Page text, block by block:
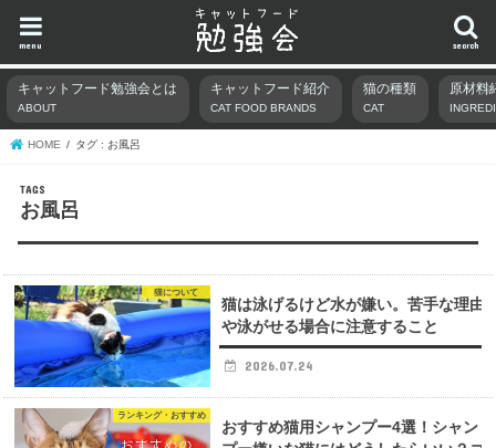
search
menu
キャットフード勉強会とは
ABOUT
キャットフード紹介
CAT FOOD BRANDS
猫の種類
CAT
原材料
HOME タグ : お風呂
お風呂
猫について
猫は泳げるけど水が嫌い。苦手な理由
や泳がせる場合に注意すること
2026.07.24
ランキング・おすすめ
おすすめ猫用シャンプー4選！シャン